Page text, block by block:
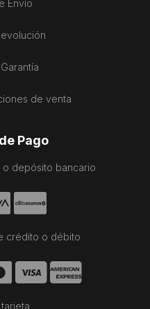
Envío
de venta
Pago
o depósito bancario
crédito o débito